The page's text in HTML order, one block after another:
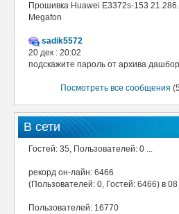
Прошивка Huawei E3372s-153
Megafon
sadik5572
20 дек : 20:02
подскажите пароль от архива
Посмотреть все сообщения
В сети
Гостей: 35, Пользователей: 0 ...
рекорд он-лайн: 6466
(Пользователей: 0, Гостей: 6466) в
Пользователей: 16770